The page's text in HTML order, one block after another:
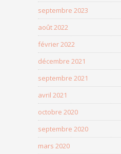
septembre 2023
août 2022
février 2022
décembre 2021
septembre 2021
avril 2021
octobre 2020
septembre 2020
mars 2020